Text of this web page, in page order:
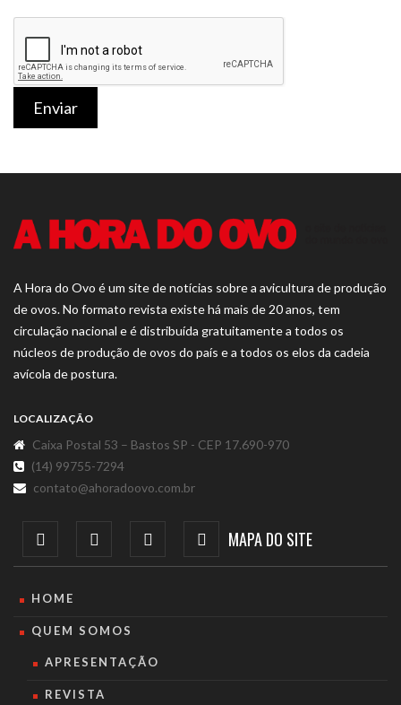
Enviar
A Hora do Ovo é um site de notícias sobre a avicultura de produção
de ovos. No formato revista existe há mais de 20 anos, tem
circulação nacional e é distribuída gratuitamente a todos os
núcleos de produção de ovos do país e a todos os elos da cadeia
avícola de postura.
LOCALIZAÇÃO
Caixa Postal 53 – Bastos SP - CEP 17.690-970
(14) 99755-7294
contato@ahoradoovo.com.br
MAPA DO SITE
HOME
QUEM SOMOS
APRESENTAÇÃO
REVISTA